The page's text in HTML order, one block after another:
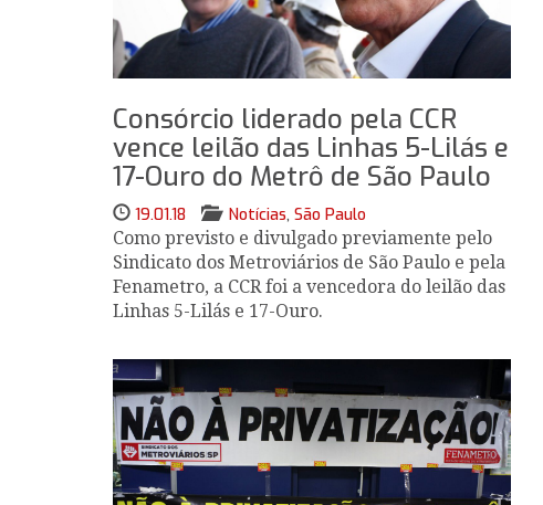
Consórcio liderado pela CCR
vence leilão das Linhas 5-Lilás e
17-Ouro do Metrô de São Paulo
19.01.18 Notícias, São Paulo
Como previsto e divulgado previamente pelo
Sindicato dos Metroviários de São Paulo e pela
Fenametro, a CCR foi a vencedora do leilão das
Linhas 5-Lilás e 17-Ouro.